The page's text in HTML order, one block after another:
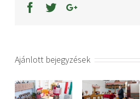
Ajánlott bejegyzések